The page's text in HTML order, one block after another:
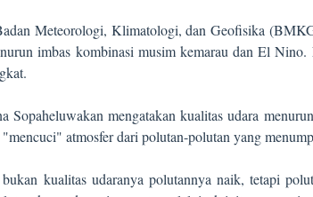
Meteorologi, Klimatologi, dan Geofisika
imbas kombinasi musim kemarau dan El Nino.
mengatakan kualitas udara
atmosfer dari polutan-polutan yang
kualitas udaranya polutannya naik, tetapi